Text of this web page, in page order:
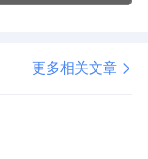
更多相关文章